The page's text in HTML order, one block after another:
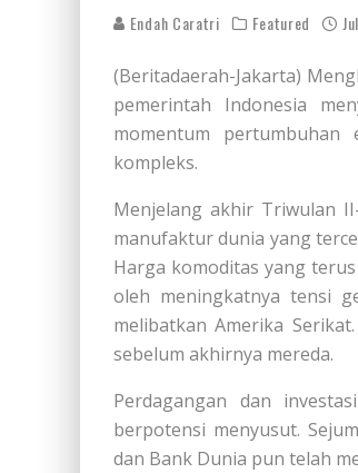
Endah Caratri Featured
(Beritadaerah-Jakarta)
pemerintah Indonesia
momentum
kompleks.
Menjelang akhir Triwulan
manufaktur dunia yang
Harga komoditas yang
oleh meningkatnya tensi
melibatkan Amerika
sebelum akhirnya mereda.
Perdagangan dan
berpotensi menyusut.
dan Bank Dunia pun telah